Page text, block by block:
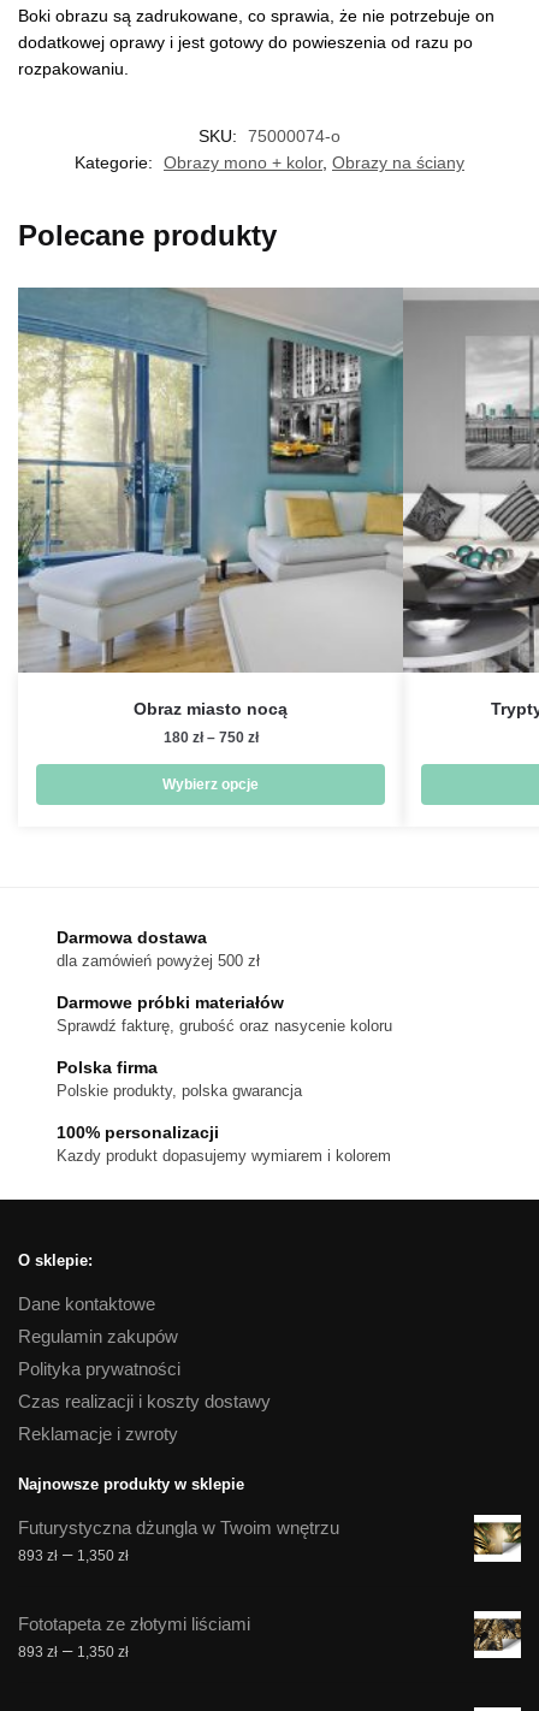
Boki obrazu są zadrukowane, co sprawia, że nie potrzebuje on
dodatkowej oprawy i jest gotowy do powieszenia od razu po
rozpakowaniu.
SKU:
75000074-o
Kategorie:
Obrazy mono + kolor, Obrazy na ściany
Polecane produkty
Obraz miasto nocą
180 zł – 750 złZakres
od
180 zł
Wybierz opcje
Opcje
można
wybrać
stronie
Darmowa dostawa
dla zamówień powyżej 500 zł
Darmowe próbki materiałów
Sprawdź fakturę, grubość oraz nasycenie koloru
Polska firma
Polskie produkty, polska gwarancja
100% personalizacji
Kazdy produkt dopasujemy wymiarem i kolorem
O sklepie:
Dane kontaktowe
Regulamin zakupów
Polityka prywatności
Czas realizacji i koszty dostawy
Reklamacje i zwroty
Najnowsze produkty w sklepie
Futurystyczna dżungla w Twoim wnętrzu
893 zł – 1,350 złZakres
893 zł
do
Fototapeta ze złotymi liściami
893 zł – 1,350 złZakres